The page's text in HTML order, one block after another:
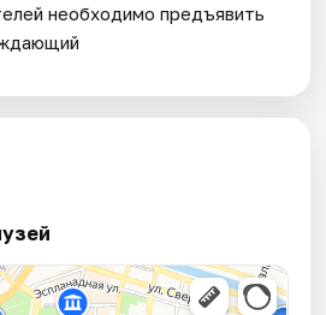
необходимо предъявить